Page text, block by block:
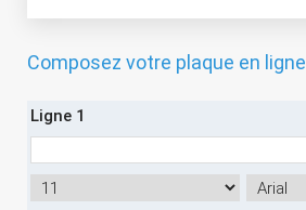
Composez votre plaque en ligne
Ligne 1